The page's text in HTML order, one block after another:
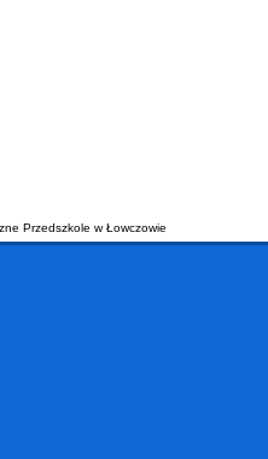
Przedszkole w Łowczowie